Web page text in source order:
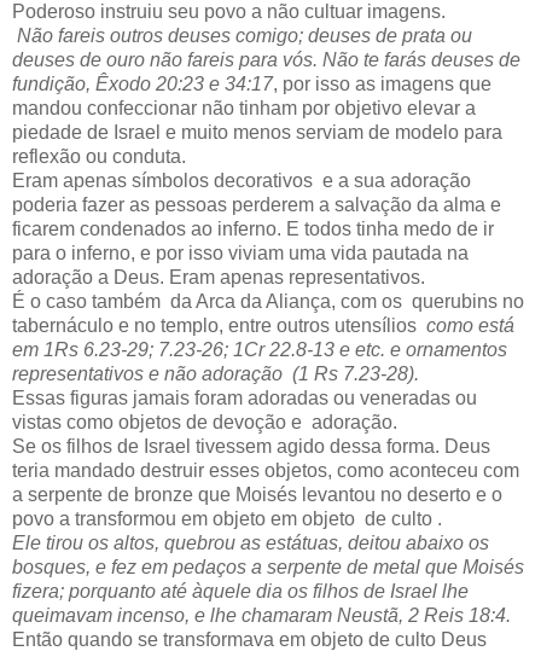
Poderoso instruiu seu povo a não cultuar imagens.
Não fareis outros deuses comigo; deuses de prata ou
deuses de ouro não fareis para vós. Não te farás deuses de
fundição, Êxodo 20:23 e 34:17, por isso as imagens que
mandou confeccionar não tinham por objetivo elevar a
piedade de Israel e muito menos serviam de modelo para
reflexão ou conduta.
Eram apenas símbolos decorativos e a sua adoração
poderia fazer as pessoas perderem a salvação da alma e
ficarem condenados ao inferno. E todos tinha medo de ir
para o inferno, e por isso viviam uma vida pautada na
adoração a Deus. Eram apenas representativos.
É o caso também da Arca da Aliança, com os querubins no
tabernáculo e no templo, entre outros utensílios como está
em 1Rs 6.23-29; 7.23-26; 1Cr 22.8-13 e etc. e ornamentos
representativos e não adoração (1 Rs 7.23-28).
Essas figuras jamais foram adoradas ou veneradas ou
vistas como objetos de devoção e adoração.
Se os filhos de Israel tivessem agido dessa forma. Deus
teria mandado destruir esses objetos, como aconteceu com
a serpente de bronze que Moisés levantou no deserto e o
povo a transformou em objeto em objeto de culto .
Ele tirou os altos, quebrou as estátuas, deitou abaixo os
bosques, e fez em pedaços a serpente de metal que Moisés
fizera; porquanto até àquele dia os filhos de Israel lhe
queimavam incenso, e lhe chamaram Neustã, 2 Reis 18:4.
Então quando se transformava em objeto de culto Deus